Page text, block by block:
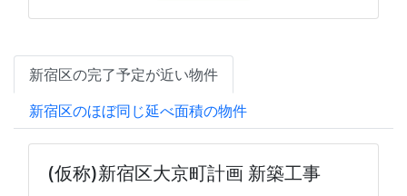
新宿区の完了予定が近い物件
新宿区のほぼ同じ延べ面積の物件
(仮称)新宿区大京町計画 新築工事